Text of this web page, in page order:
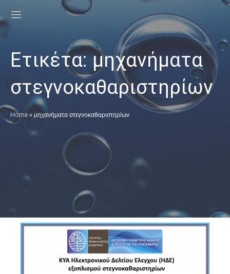
Ετικέτα:μηχανήματα
στεγνοκαθαριστηρίων
Home » μηχανήματα στεγνοκαθαριστηρίων